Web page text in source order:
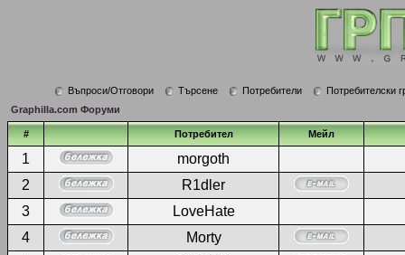
Въпроси/Отговори Търсене Потребители
Потребителски
Graphilla.com Форуми
# Потребител Мейл
1
morgoth
2
R1dler
3
LoveHate
4
Morty